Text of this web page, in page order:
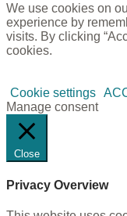
We use cookies on
experience by
visits. By clicking
cookies.
Cookie settings
Manage consent
Close
Privacy Overview